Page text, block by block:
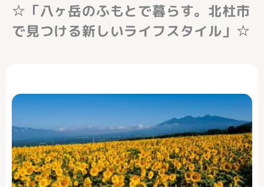
☆「八ヶ岳のふもとで暮らす。北杜市
で見つける新しいライフスタイル」☆